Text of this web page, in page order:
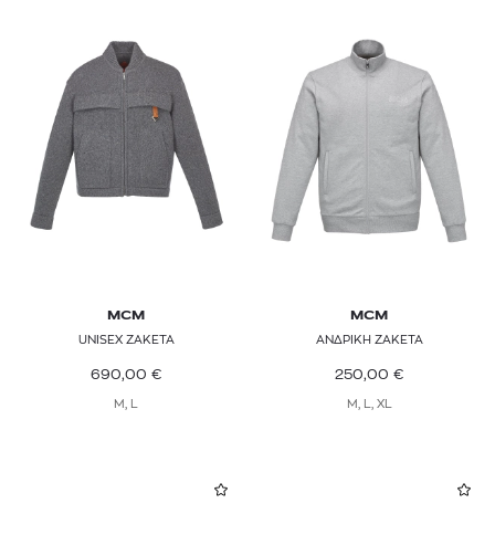
MCM
UNISEX ΖΑΚΕΤΑ
690,00 €
M, L
MCM
ΑΝΔΡΙΚΗ ΖΑΚΕΤΑ
250,00 €
M, L, XL